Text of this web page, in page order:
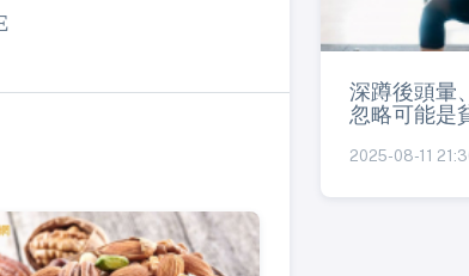
深蹲後頭暈
忽略可能是
2025-08-11